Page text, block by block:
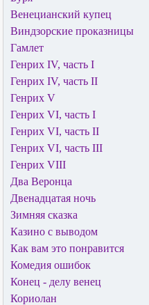
Венецианский купец
Виндзорские проказницы
Гамлет
Генрих IV, часть I
Генрих IV, часть II
Генрих V
Генрих VI, часть I
Генрих VI, часть II
Генрих VI, часть III
Генрих VIII
Два Веронца
Двенадцатая ночь
Зимняя сказка
Казино с выводом
Как вам это понравится
Комедия ошибок
Конец - делу венец
Кориолан